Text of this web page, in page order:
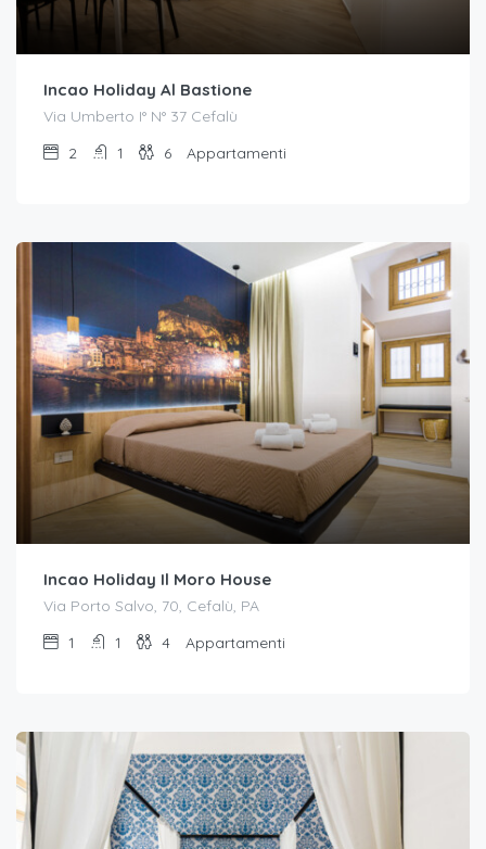
Incao Holiday Al Bastione
Via Umberto I° N° 37 Cefalù
2
1 6 Appartamenti
Incao Holiday Il Moro House
Via Porto Salvo, 70, Cefalù, PA
1
1 4 Appartamenti